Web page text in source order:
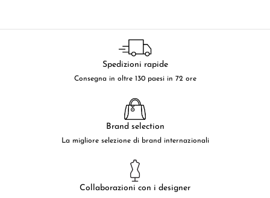
Spedizioni rapide
Consegna in oltre 130 paesi in 72 ore
Brand selection
La migliore selezione di brand internazionali
Collaborazioni con i designer